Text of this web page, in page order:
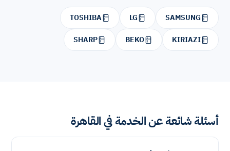
SAMSUNG
LG
TOSHIBA
KIRIAZI
BEKO
SHARP
أسئلة شائعة عن الخدمة في القاهرة